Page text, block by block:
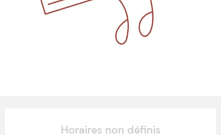
Horaires non définis